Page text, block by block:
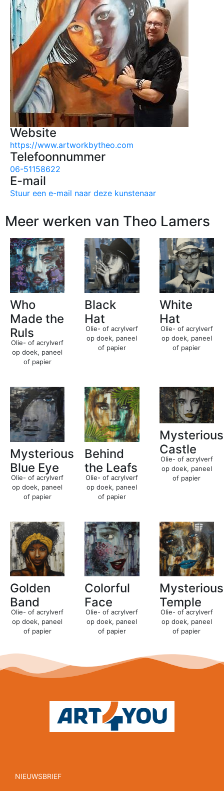
Website
https://www.artworkbytheo.com
Telefoonnummer
06-51158622
E-mail
Stuur een e-mail naar deze kunstenaar
Meer werken van Theo Lamers
Who
Made the
Ruls
Olie- of acrylverf
op doek, paneel
of papier
Black
Hat
Olie- of acrylverf
op doek, paneel
of papier
White
Hat
Olie- of acrylverf
op doek, paneel
of papier
Mysterious
Blue Eye
Olie- of acrylverf
op doek, paneel
of papier
Behind
the Leafs
Olie- of acrylverf
op doek, paneel
of papier
Mysterious
Castle
Olie- of acrylverf
op doek, paneel
of papier
Golden
Band
Olie- of acrylverf
op doek, paneel
of papier
Colorful
Face
Olie- of acrylverf
op doek, paneel
of papier
Mysterious
Temple
Olie- of acrylverf
op doek, paneel
of papier
NIEUWSBRIEF